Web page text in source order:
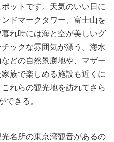
ットです。天気のいい日に
ドマークタワー、富士山を
れ時には海と空が美しいグ
ックな雰囲気が漂う。海水
どの自然景勝地や、マザー
族で楽しめる施設も近くに
れらの観光地を訪れてさら
きる。
名所の東京湾観音があるの